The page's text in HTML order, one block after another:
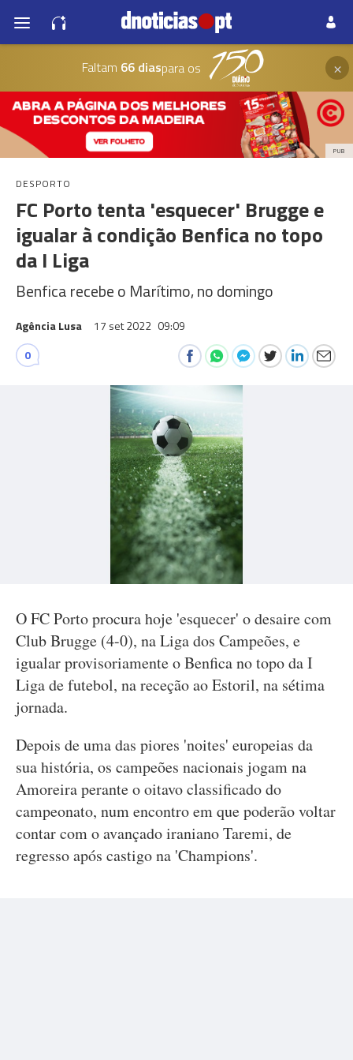
Faltam 66 diaspara os ×
PUB
DESPORTO
FC Porto tenta 'esquecer' Brugge e
igualar à condição Benfica no topo
da I Liga
Benfica recebe o Marítimo, no domingo
Agência Lusa 17 set 2022 09:09
0
O FC Porto procura hoje 'esquecer' o desaire com
Club Brugge (4-0), na Liga dos Campeões, e
igualar provisoriamente o Benfica no topo da I
Liga de futebol, na receção ao Estoril, na sétima
jornada.
Depois de uma das piores 'noites' europeias da
sua história, os campeões nacionais jogam na
Amoreira perante o oitavo classificado do
campeonato, num encontro em que poderão voltar
contar com o avançado iraniano Taremi, de
regresso após castigo na 'Champions'.